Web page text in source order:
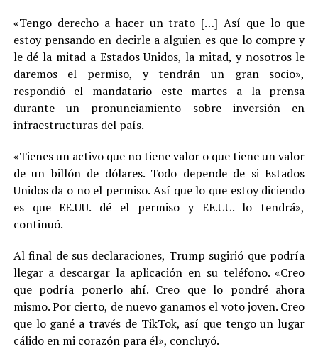
«Tengo derecho a hacer un trato […] Así que lo que
estoy pensando en decirle a alguien es que lo compre y
le dé la mitad a Estados Unidos, la mitad, y nosotros le
daremos el permiso, y tendrán un gran socio»,
respondió el mandatario este martes a la prensa
durante un pronunciamiento sobre inversión en
infraestructuras del país.
«Tienes un activo que no tiene valor o que tiene un valor
de un billón de dólares. Todo depende de si Estados
Unidos da o no el permiso. Así que lo que estoy diciendo
es que EE.UU. dé el permiso y EE.UU. lo tendrá»,
continuó.
Al final de sus declaraciones, Trump sugirió que podría
llegar a descargar la aplicación en su teléfono. «Creo
que podría ponerlo ahí. Creo que lo pondré ahora
mismo. Por cierto, de nuevo ganamos el voto joven. Creo
que lo gané a través de TikTok, así que tengo un lugar
cálido en mi corazón para él», concluyó.